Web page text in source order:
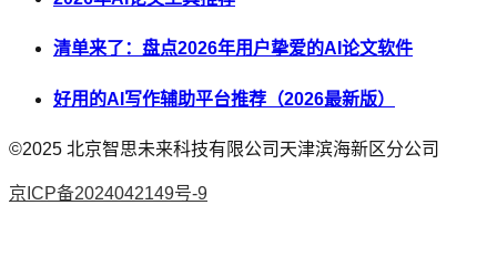
清单来了：盘点2026年用户挚爱的AI论文软件
好用的AI写作辅助平台推荐（2026最新版）
©2025 北京智思未来科技有限公司天津滨海新区分公司
京ICP备2024042149号-9